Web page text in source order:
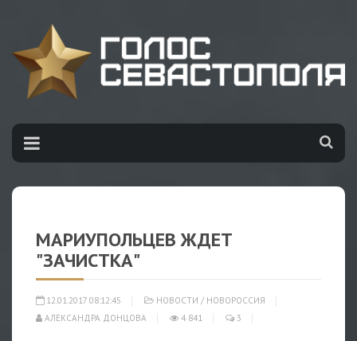
МАРИУПОЛЬЦЕВ ЖДЕТ
"ЗАЧИСТКА"
12.01.2017 08:12:45 НОВОСТИ / НОВОРОССИЯ
АЛЕКСАНДРА ДОНЦОВА
4 841 3